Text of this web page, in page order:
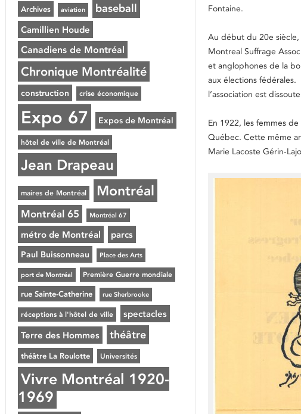
Fontaine.
Au début du 20e
Montreal Suffrage
et anglophones de la
aux élections
l’association est
En 1922, les femmes
Québec. Cette même
Marie Lacoste Gérin-
Archives aviation baseball
Camillien Houde
Canadiens de Montréal
Chronique Montréalité
construction crise économique
Expo 67 Expos de Montréal
hôtel de ville de Montréal
Jean Drapeau
maires de Montréal Montréal
Montréal 65 Montréal 67
métro de Montréal parcs
Paul Buissonneau Place des Arts
port de Montréal Première Guerre mondiale
rue Sainte-Catherine rue Sherbrooke
réceptions à l'hôtel de ville
spectacles
Terre des Hommes
théâtre
théâtre La Roulotte Universités
Vivre Montréal 1920-
1969